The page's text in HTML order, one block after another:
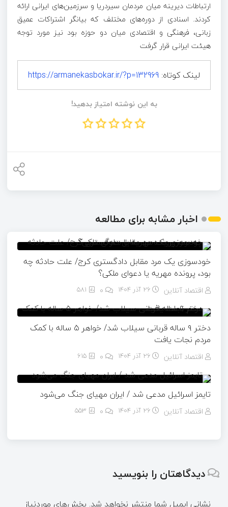
ارتباطات دیرینه میان مردمان سیردریا و سرزمین‌های ایرانی ارائه
کردند. اسنادی از دوره‌های مختلف که بیانگر اشتراکات عمیق
زبانی، فرهنگی و اقتصادی میان دو حوزه بود نیز مورد توجه
هیئت ایرانی قرار گرفت
لینک کوتاه: https://armanekasbokar.ir/?p=132969
به این نوشته امتیاز بدهید!
اخبار مشابه برای مطالعه
خودسوزی یک مرد مقابل دادگستری کرج/ علت حادثه چه
بود، پرونده مهریه‌ یا دعوای ملکی؟
اقتصاد آنلاین 26 آذر 1404 581
دختر ۹ ساله قربانی سیلاب شد/ خواهر ۵ ساله با کمک
مردم نجات یافت
اقتصاد آنلاین 26 آذر 1404 615
تایمز اسرائیل مدعی شد / ایران مهیای جنگ می‌شود
اقتصاد آنلاین 26 آذر 1404 553
دیدگاهتان را بنویسید
نشانی ایمیل شما منتشر نخواهد شد. بخش‌های موردنیاز